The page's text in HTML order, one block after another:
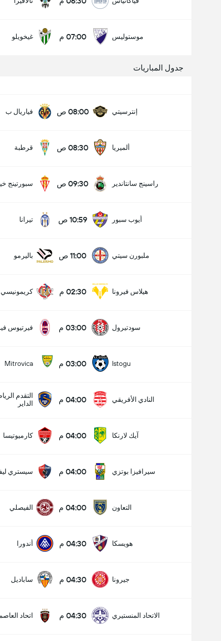
موستوليس 07:00 م غيخويلو
جدول المباريات
إنترسيتي 08:00 ص فياريال ب
ألميريا 08:30 ص قرطبة
راسينج سانتاندير 09:30 ص سبورتينج
أيوب سبور 10:59 ص تيرانا
ملبورن سيتي 11:00 ص باليرمو
هيلاس فيرونا 02:30 م كريمونيسي
سودتيرول 03:00 م فيرتيوس
Istogu 03:00 م Mitrovica
النادي الأفريقي 04:00 م
التقدم
الداير
آيك لارنكا 04:00 م كارميوتيسا
سيرافيزا بوتزي 04:00 م سيستري
التعاون 04:00 م الفيصلي
هويسكا 04:30 م أندورا
جيرونا 04:30 م ساباديل
الاتحاد المنستيري 04:30 م اتحاد